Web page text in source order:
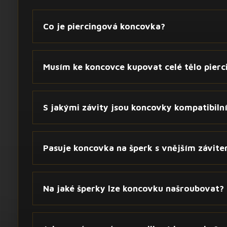
Co je piercingová koncovka?
Musím ke koncovce kupovat celé tělo
S jakými závity jsou koncovky
Pasuje koncovka na šperk s vnějším
Na jaké šperky lze koncovku našroubovat?